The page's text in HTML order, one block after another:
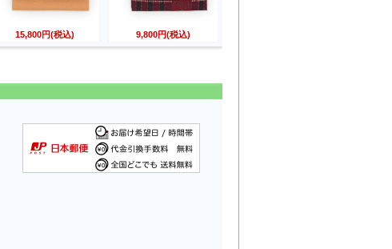
15,800円(税込) 9,800円(税込)